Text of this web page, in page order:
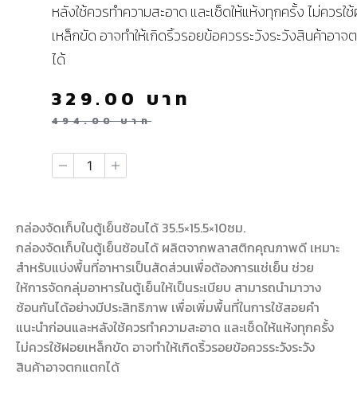
หลังใช้ควรทำความสะอาด และเช็ดให้แห้งทุกครั้ง ไม่ควรใ
เหล็กขัด อาจทำให้เกิดริ้วรอยข้อควรระวังระวังสินค้าอา
ได้
494.00บาท
329.00 บาท
กล่องจัดเก็บในตู้เย็นซ้อนได้ 35.5×15.5×10ซม.
กล่องจัดเก็บในตู้เย็นซ้อนได้ ผลิตจากพลาสติกคุณภาพดี เหมาะ
สำหรับแบ่งพื้นที่อาหารเป็นสัดส่วนเพื่อต้องการแช่เย็น ช่วย
ให้การจัดกลุ่มอาหารในตู้เย็นให้เป็นระเบียบ สามารถนำมาวาง
ซ้อนกันได้อย่างมีประสิทธิภาพ เพื่อเพิ่มพื้นที่ในการใช้สอยคำ
แนะนำก่อนและหลังใช้ควรทำความสะอาด และเช็ดให้แห้งทุกครั้ง
ไม่ควรใช้ฝอยเหล็กขัด อาจทำให้เกิดริ้วรอยข้อควรระวังระวัง
สินค้าอาจตกแตกได้